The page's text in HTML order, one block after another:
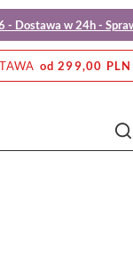
- Dostawa w 24h -
od 299,00 PLN